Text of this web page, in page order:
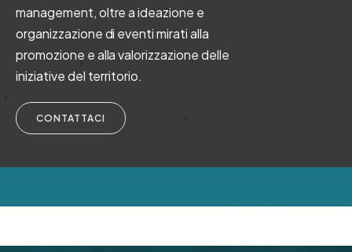
management, oltre a ideazione e
organizzazione di eventi mirati alla
promozione e alla valorizzazione delle
iniziative del territorio.
CONTATTACI